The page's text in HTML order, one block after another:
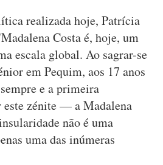
realizada hoje, Patrícia
Costa é, hoje, um
escala global. Ao sagrar-se
em Pequim, aos 17 anos
e a primeira
este zénite — a Madalena
não é uma
uma das inúmeras